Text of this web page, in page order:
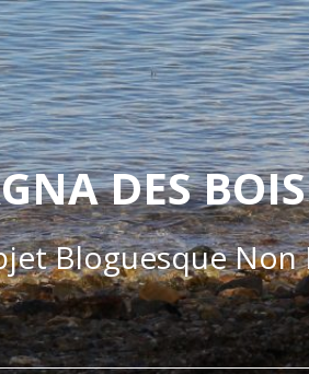
DES
Bloguesque